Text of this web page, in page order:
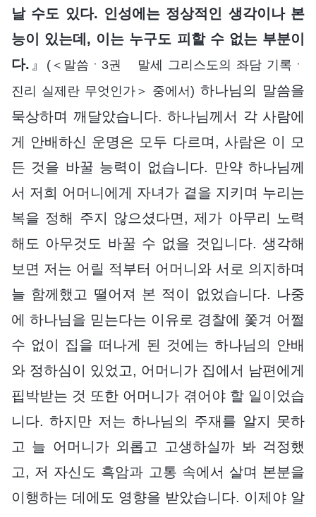
날 수도 있다. 인성에는 정상적인 생각이나 본
능이 있는데, 이는 누구도 피할 수 없는 부분이
다. 』 (＜말씀ㆍ3권 말세 그리스도의 좌담 기록ㆍ
진리 실제란 무엇인가＞ 중에서) 하나님의 말씀을
묵상하며 깨달았습니다. 하나님께서 각 사람에
게 안배하신 운명은 모두 다르며, 사람은 이 모
든 것을 바꿀 능력이 없습니다. 만약 하나님께
서 저희 어머니에게 자녀가 곁을 지키며 누리는
복을 정해 주지 않으셨다면, 제가 아무리 노력
해도 아무것도 바꿀 수 없을 것입니다. 생각해
보면 저는 어릴 적부터 어머니와 서로 의지하며
늘 함께했고 떨어져 본 적이 없었습니다. 나중
에 하나님을 믿는다는 이유로 경찰에 쫓겨 어쩔
수 없이 집을 떠나게 된 것에는 하나님의 안배
와 정하심이 있었고, 어머니가 집에서 남편에게
핍박받는 것 또한 어머니가 겪어야 할 일이었습
니다. 하지만 저는 하나님의 주재를 알지 못하
고 늘 어머니가 외롭고 고생하실까 봐 걱정했
고, 저 자신도 흑암과 고통 속에서 살며 본분을
이행하는 데에도 영향을 받았습니다. 이제야 알